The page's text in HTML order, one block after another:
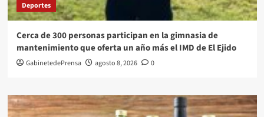
Deportes
Cerca de 300 personas participan en la gimnasia de
mantenimiento que oferta un año más el IMD de El Ejido
GabinetedePrensa agosto 8, 2026 0